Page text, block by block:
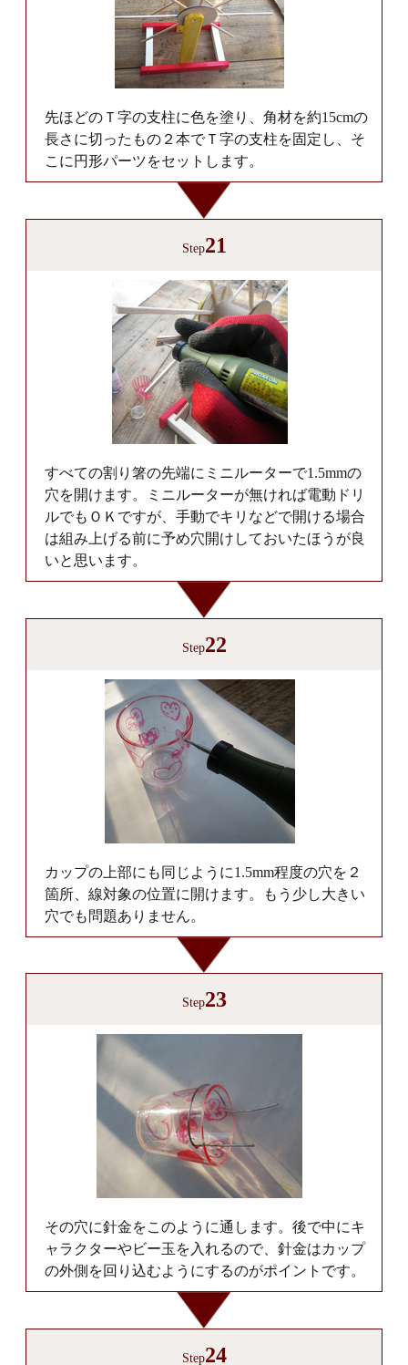
先ほどのＴ字の支柱に色を塗り、角材を約15cmの
長さに切ったもの２本でＴ字の支柱を固定し、そ
こに円形パーツをセットします。
Step21
すべての割り箸の先端にミニルーターで1.5mmの
穴を開けます。ミニルーターが無ければ電動ドリ
ルでもＯＫですが、手動でキリなどで開ける場合
は組み上げる前に予め穴開けしておいたほうが良
いと思います。
Step22
カップの上部にも同じように1.5mm程度の穴を２
箇所、線対象の位置に開けます。もう少し大きい
穴でも問題ありません。
Step23
その穴に針金をこのように通します。後で中にキ
ャラクターやビー玉を入れるので、針金はカップ
の外側を回り込むようにするのがポイントです。
Step24